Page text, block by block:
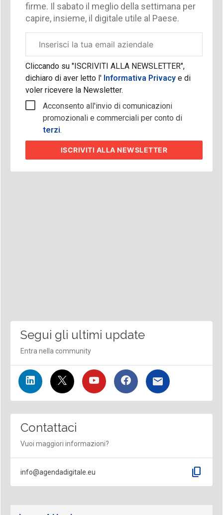
firme. Il sabato il meglio della settimana per
capire, insieme, il digitale utile al Paese.
aziendale
Cliccando su "ISCRIVITI ALLA NEWSLETTER",
dichiaro di aver letto l'Informativa Privacy e di
voler ricevere la Newsletter.
Acconsento all'invio di comunicazioni
promozionali e commerciali per conto di
terzi.
ISCRIVITI ALLA NEWSLETTER
Segui gli ultimi update
Entra nella community
Contattaci
Vuoi maggiori informazioni?
info@agendadigitale.eu content_copy